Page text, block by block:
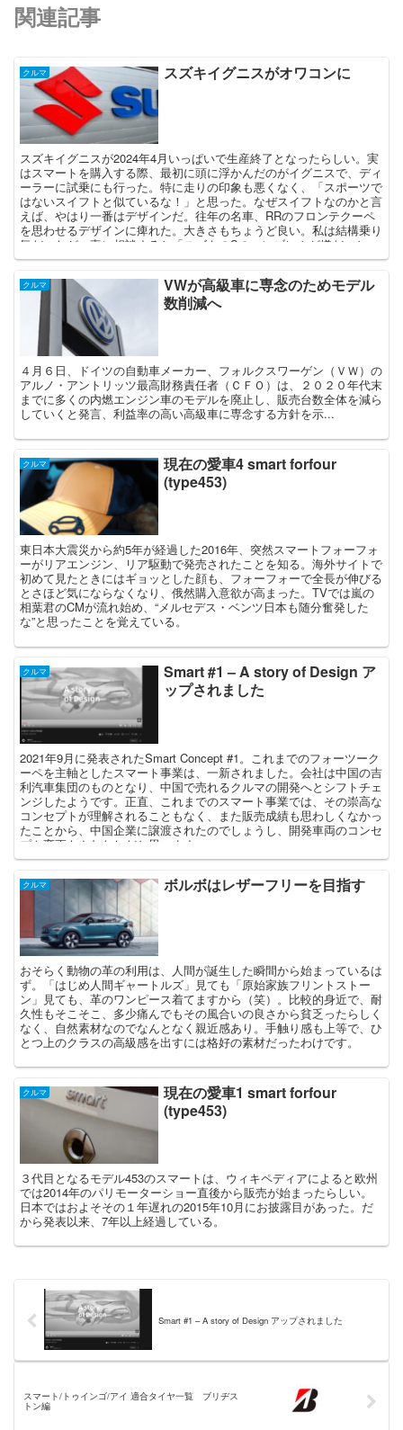
関連記事
クルマ スズキイグニスがオワコンに
スズキイグニスが2024年4月いっぱいで生産終了となったらしい。実
はスマートを購入する際、最初に頭に浮かんだのがイグニスで、ディ
ーラーに試乗にも行った。特に走りの印象も悪くなく、「スポーツで
はないスイフトと似ているな！」と思った。なぜスイフトなのかと言
えば、やはり一番はデザインだ。往年の名車、RRのフロンテクーペ
を思わせるデザインに痺れた。大きさもちょうど良い。私は結構乗り
気だったが、妻に相談すると「スズキのSのエンブレムが嫌だ」と一
言。またスマートの走りが想像を遙かに超える出来だったので、イグ
のスズキのクルマのデザインは、エクステリアもインテリアも、国産
メーカーとは思えない強いオリジナリティと美しさを両立させている
と思う。トヨタを始め多くの国産メーカーのデザインにまったく納得
が出来ない私にとって、スズキのクルマを見かけることが効果的な精
神安定剤となっている。 さて最近のスズキのデザインに私が注目し
始めた最初のクルマは、2010年9月に発表された3代目スイフトスポ
ーツだった。ボリューム感のあるベースボディを欧州流スポーツモデ
ル化の定石に従ってドレスアップ。塗装の質感向上もあり、200万円
前後で買えるようなコンパクトスポーツには見えないところに惹かれ
た。 次に注目したのは、2014年12月に登場した8代目アルト。その
ザーも多いだろう軽自動車にもかかわらず、男臭さがプンプンと感じ
られるクルマとなっていた。6代目、7代目が丸を基調としたソフト
な印象のデザインだったことへの反動かとも思った。ちなみにアルト
発表の約1年前の2014年1月に大ヒットモデルハスラーが登場してい
るが、実は私的にはピクリともこなかったことを告白する。ハスラー
を見たときに思い出したのがダイハツネイキッドだったのだが、その
演出を含めた作り込みに比べ、ハスラーはなんともイーチャンに感じ
た。ホントに雰囲気だけのクルマに見えたのだ。ただしその考えは間
違っていたことが、2台目ハスラー登場後に判明したのだが、その話
はいずれまたしましょう。 そして2016年2月にイグニスが発表。同年
12月にはスイフトも発表された。で、このスイフトのデザインなん
ですが、最初はまったく理解できなかったことを告白します。前モデ
ルと比べボリューム感はなくなっているし、ストレートが強調されて
いたウエストラインは変な抑揚が付いてしまった。おまけにCピラー
が樹脂パネルで上下二分割されていて、何年かすると黒の樹脂パネル
がしらっちゃけてみすぼらしくなると確信しました。また2016年3月
に発表されていたバレーノとの共通点もいくつか感じられ、私の中で
失敗デザイン確定となりました。 ところが1年経ち、2年経った頃、
このスイフト（スポーツ）が段々格好良く見えてきました。これは非
常に珍しいことです。国産車の場合、だいたい最初は格好良く見えて
も時が経つにつれて陳腐化し、格好悪くなる。スイフトは従来の国産
車のパターンと違いました。現在でもスイフトのデザインは国産車ナ
ンバー1だと思いますし、今のところは新型スイフトよりも良いデザ
インだと感じています。
クルマ
VWが高級車に専念のためモデル
数削減へ
４月６日、ドイツの自動車メーカー、フォルクスワーゲン（ＶＷ）の
アルノ・アントリッツ最高財務責任者（ＣＦＯ）は、２０２０年代末
までに多くの内燃エンジン車のモデルを廃止し、販売台数全体を減ら
していくと発言、利益率の高い高級車に専念する方針を示...
クルマ
現在の愛車4 smart forfour
(type453)
東日本大震災から約5年が経過した2016年、突然スマートフォーフォ
ーがリアエンジン、リア駆動で発売されたことを知る。海外サイトで
初めて見たときにはギョッとした顔も、フォーフォーで全長が伸びる
とさほど気にならなくなり、俄然購入意欲が高まった。TVでは嵐の
相葉君のCMが流れ始め、“メルセデス・ベンツ日本も随分奮発した
な”と思ったことを覚えている。
クルマ
Smart #1 – A story of Design ア
ップされました
2021年9月に発表されたSmart Concept #1。これまでのフォーツーク
ーペを主軸としたスマート事業は、一新されました。会社は中国の吉
利汽車集団のものとなり、中国で売れるクルマの開発へとシフトチェ
ンジしたようです。正直、これまでのスマート事業では、その崇高な
コンセプトが理解されることもなく、また販売成績も思わしくなかっ
たことから、中国企業に譲渡されたのでしょうし、開発車両のコンセ
プト変更もやむなしだと思います。
クルマ ボルボはレザーフリーを目指す
おそらく動物の革の利用は、人間が誕生した瞬間から始まっているは
ず。「はじめ人間ギャートルズ」見ても「原始家族フリントストー
ン」見ても、革のワンピース着てますから（笑）。比較的身近で、耐
久性もそこそこ、多少痛んでもその風合いの良さから貧乏ったらしく
なく、自然素材なのでなんとなく親近感あり。手触り感も上等で、ひ
とつ上のクラスの高級感を出すには格好の素材だったわけです。
クルマ
現在の愛車1 smart forfour
(type453)
３代目となるモデル453のスマートは、ウィキペディアによると欧州
では2014年のパリモーターショー直後から販売が始まったらしい。
日本ではおよそその１年遅れの2015年10月にお披露目があった。だ
から発表以来、7年以上経過している。
Smart #1 – A story of Design アップされました
スマート/トゥインゴ/アイ 適合タイヤ一覧 ブリヂス
トン編